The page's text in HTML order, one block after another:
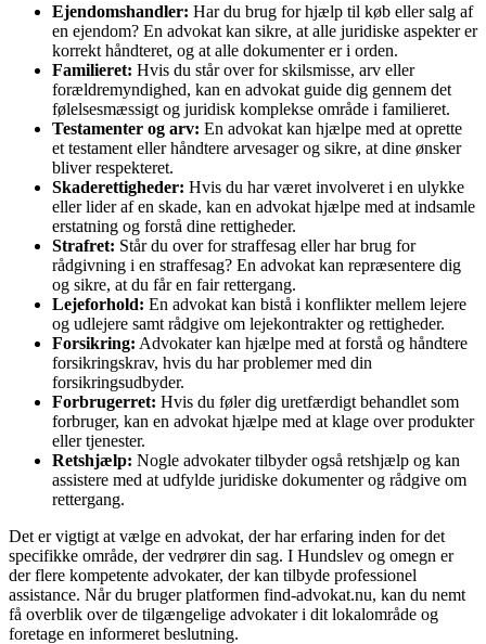
Ejendomshandler: Har du brug for hjælp til køb eller salg af
en ejendom? En advokat kan sikre, at alle juridiske aspekter er
korrekt håndteret, og at alle dokumenter er i orden.
Familieret: Hvis du står over for skilsmisse, arv eller
forældremyndighed, kan en advokat guide dig gennem det
følelsesmæssigt og juridisk komplekse område i familieret.
Testamenter og arv: En advokat kan hjælpe med at oprette
et testament eller håndtere arvesager og sikre, at dine ønsker
bliver respekteret.
Skaderettigheder: Hvis du har været involveret i en ulykke
eller lider af en skade, kan en advokat hjælpe med at indsamle
erstatning og forstå dine rettigheder.
Strafret: Står du over for straffesag eller har brug for
rådgivning i en straffesag? En advokat kan repræsentere dig
og sikre, at du får en fair rettergang.
Lejeforhold: En advokat kan bistå i konflikter mellem lejere
og udlejere samt rådgive om lejekontrakter og rettigheder.
Forsikring: Advokater kan hjælpe med at forstå og håndtere
forsikringskrav, hvis du har problemer med din
forsikringsudbyder.
Forbrugerret: Hvis du føler dig uretfærdigt behandlet som
forbruger, kan en advokat hjælpe med at klage over produkter
eller tjenester.
Retshjælp: Nogle advokater tilbyder også retshjælp og kan
assistere med at udfylde juridiske dokumenter og rådgive om
rettergang.
Det er vigtigt at vælge en advokat, der har erfaring inden for det
specifikke område, der vedrører din sag. I Hundslev og omegn er
der flere kompetente advokater, der kan tilbyde professionel
assistance. Når du bruger platformen find-advokat.nu, kan du nemt
få overblik over de tilgængelige advokater i dit lokalområde og
foretage en informeret beslutning.